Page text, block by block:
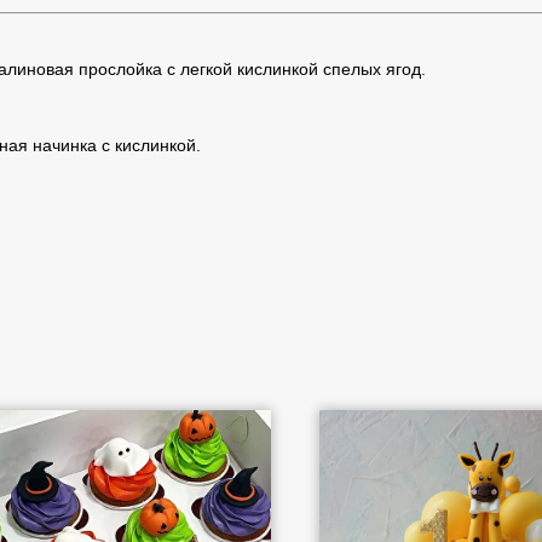
прослойка с легкой кислинкой спелых ягод.
начинка с кислинкой.